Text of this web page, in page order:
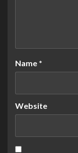
Name *
Website